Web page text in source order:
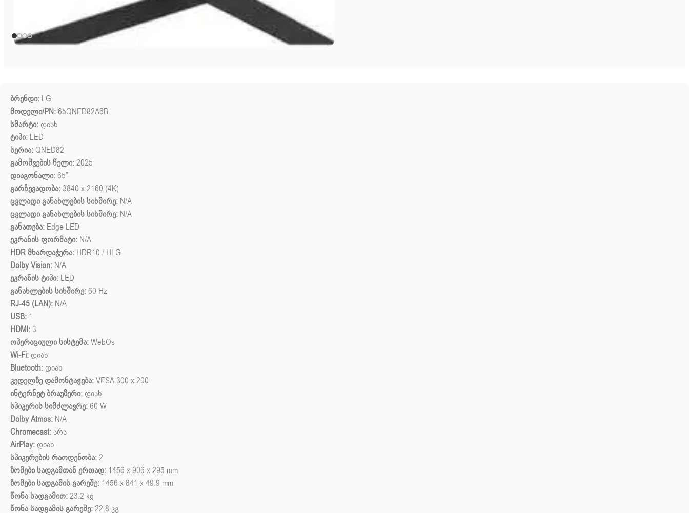
ბრენდი: LG
მოდელი/PN:65QNED82A6B
სმარტი: დიახ
ტიპი: LED
სერია:QNED82
გამოშვების წელი:2025
დიაგონალი:65”
გარჩევადობა: 3840 x 2160 (4K)
ცვლადი განახლების სიხშირე: N/A
ცვლადი განახლების სიხშირე: N/A
განათება: Edge LED
ეკრანის ფორმატი: N/A
HDR მხარდაჭერა: HDR10 / HLG
Dolby Vision: N/A
ეკრანის ტიპი: LED
განახლების სიხშირე:60 Hz
RJ-45 (LAN): N/A
USB: 1
HDMI: 3
ოპერაციული სისტემა:WebOs
Wi-Fi: დიახ
Bluetooth: დიახ
კედელზე დამონტაჟება:VESA 300 x 200
ინტერნეტ ბრაუზერი: დიახ
სპიკერის სიმძლავრე:60 W
Dolby Atmos: N/A
Chromecast:არა
AirPlay: დიახ
სპიკერების რაოდენობა:2
ზომები სადგამთან ერთად: 1456 x 906 x 295 mm
ზომები სადგამის გარეშე: 1456 x 841 x 49.9 mm
წონა სადგამით:23.2 kg
წონა სადგამის გარეშე:22.8 კგ